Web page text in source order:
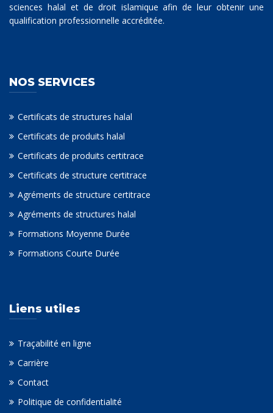
sciences halal et de droit islamique afin de leur obtenir une
qualification professionnelle accréditée.
NOS SERVICES
Certificats de structures halal
Certificats de produits halal
Certificats de produits certitrace
Certificats de structure certitrace
Agréments de structure certitrace
Agréments de structures halal
Formations Moyenne Durée
Formations Courte Durée
Liens utiles
Traçabilité en ligne
Carrière
Contact
Politique de confidentialité